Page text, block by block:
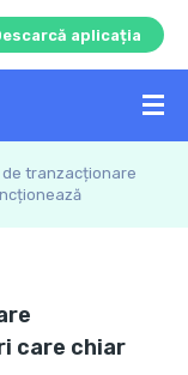
aplicația
tranzacționare
care chiar